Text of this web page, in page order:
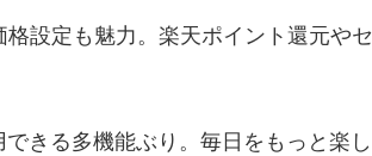
設定も魅力。楽天ポイント還元やセ
きる多機能ぶり。毎日をもっと楽し